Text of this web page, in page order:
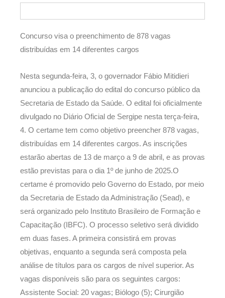
Concurso visa o preenchimento de 878 vagas
distribuídas em 14 diferentes cargos
Nesta segunda-feira, 3, o governador Fábio Mitidieri
anunciou a publicação do edital do concurso público da
Secretaria de Estado da Saúde. O edital foi oficialmente
divulgado no Diário Oficial de Sergipe nesta terça-feira,
4. O certame tem como objetivo preencher 878 vagas,
distribuídas em 14 diferentes cargos. As inscrições
estarão abertas de 13 de março a 9 de abril, e as provas
estão previstas para o dia 1º de junho de 2025.O
certame é promovido pelo Governo do Estado, por meio
da Secretaria de Estado da Administração (Sead), e
será organizado pelo Instituto Brasileiro de Formação e
Capacitação (IBFC). O processo seletivo será dividido
em duas fases. A primeira consistirá em provas
objetivas, enquanto a segunda será composta pela
análise de títulos para os cargos de nível superior. As
vagas disponíveis são para os seguintes cargos:
Assistente Social: 20 vagas; Biólogo (5); Cirurgião